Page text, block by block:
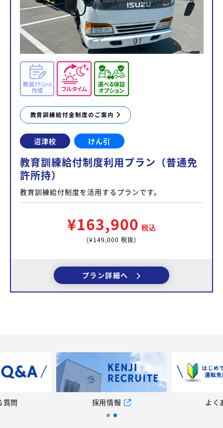
教育訓練給付金制度のご案内
沼津校 けん引
教育訓練給付制度利用プラン（普通免
許所持）
教育訓練給付制度を活用するプランです。
¥163,900 税込
(¥149,000 税抜)
プラン詳細へ
質問 採用情報 よく